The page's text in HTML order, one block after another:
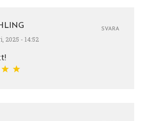
2025 - 14:52
SVARA